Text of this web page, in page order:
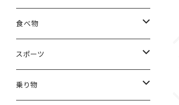
ハロウィン
正月
端午の節句
ヨーロッパ
トライバル
中国
サンタクロース
七福神
金太郎
星
雫
貝殻
梅
桜
プルメリア
ネコ
ウマ
サイ
食べ物
スイーツ
かき氷
フルーツ
スポーツ
相撲
乗り物